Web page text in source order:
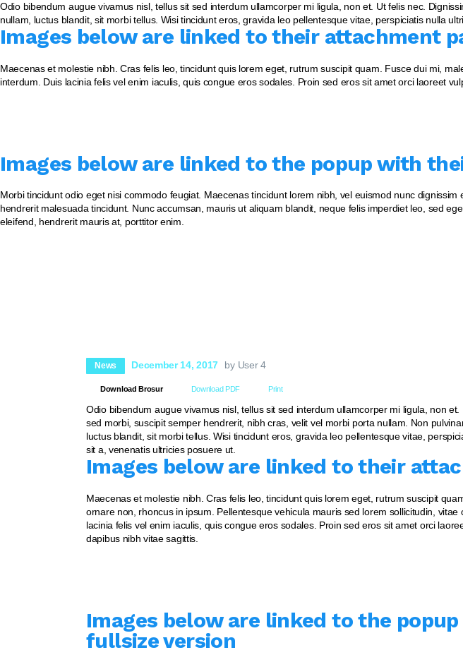
Odio bibendum augue vivamus nisl, tellus sit sed interdum ullamcorper mi ligula, non et. Ut felis nec.
nullam, luctus blandit, sit morbi tellus. Wisi tincidunt eros, gravida leo pellentesque vitae, perspiciatis nulla
Images below are linked to their attachment
Maecenas et molestie nibh. Cras felis leo, tincidunt quis lorem eget, rutrum suscipit quam. Fusce dui mi,
interdum. Duis lacinia felis vel enim iaculis, quis congue eros sodales. Proin sed eros sit amet orci laoreet
Images below are linked to the popup with
Morbi tincidunt odio eget nisi commodo feugiat. Maecenas tincidunt lorem nibh, vel euismod nunc
hendrerit malesuada tincidunt. Nunc accumsan, mauris ut aliquam blandit, neque felis imperdiet leo, sed
eleifend, hendrerit mauris at, porttitor enim.
PT BIOSEPTIC
HOME
TENTANG
PRODUK &
NORDIC
SWEDIA
News December 14, 2017 by User 4
Download Brosur Download PDF Print
Odio bibendum augue vivamus nisl, tellus sit sed interdum ullamcorper mi ligula, non et.
sed morbi, suscipit semper hendrerit, nibh cras, velit vel morbi porta nullam. Non
luctus blandit, sit morbi tellus. Wisi tincidunt eros, gravida leo pellentesque vitae,
sit a, venenatis ultricies posuere ut.
Images below are linked to their
Maecenas et molestie nibh. Cras felis leo, tincidunt quis lorem eget, rutrum suscipit
ornare non, rhoncus in ipsum. Pellentesque vehicula mauris sed lorem sollicitudin, vitae
lacinia felis vel enim iaculis, quis congue eros sodales. Proin sed eros sit amet orci
dapibus nibh vitae sagittis.
Images below are linked to the
fullsize version